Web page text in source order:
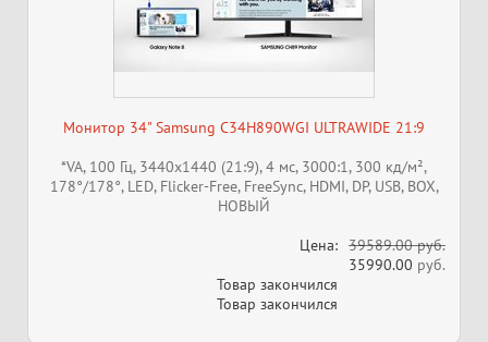
Монитор 34" Samsung C34H890WGI ULTRAWIDE 21:9
*VA, 100 Гц, 3440x1440 (21:9), 4 мс, 3000:1, 300 кд/м²,
178°/178°, LED, Flicker-Free, FreeSync, HDMI, DP, USB, BOX,
НОВЫЙ
Цена: 39589.00 руб.
35990.00 руб.
Товар закончился
Товар закончился